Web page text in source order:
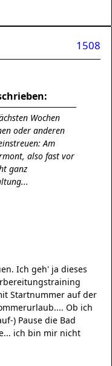
1508
Wochen
oder anderen
Am
also fast vor
ganz
Ich geh' ja dieses
Startnummer auf der
Ob ich
) Pause die Bad
ich bin mir nicht